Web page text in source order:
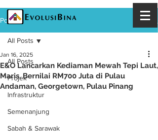
Post
All Posts
Projek
Infrastruktur
Semenanjung
Sabah & Sarawak
All Posts
E&O Lancarkan Kediaman Mewah Tepi Laut,
Maris, Bernilai RM700 Juta di Pulau
Andaman, Georgetown, Pulau Pinang
Jan 16, 2025